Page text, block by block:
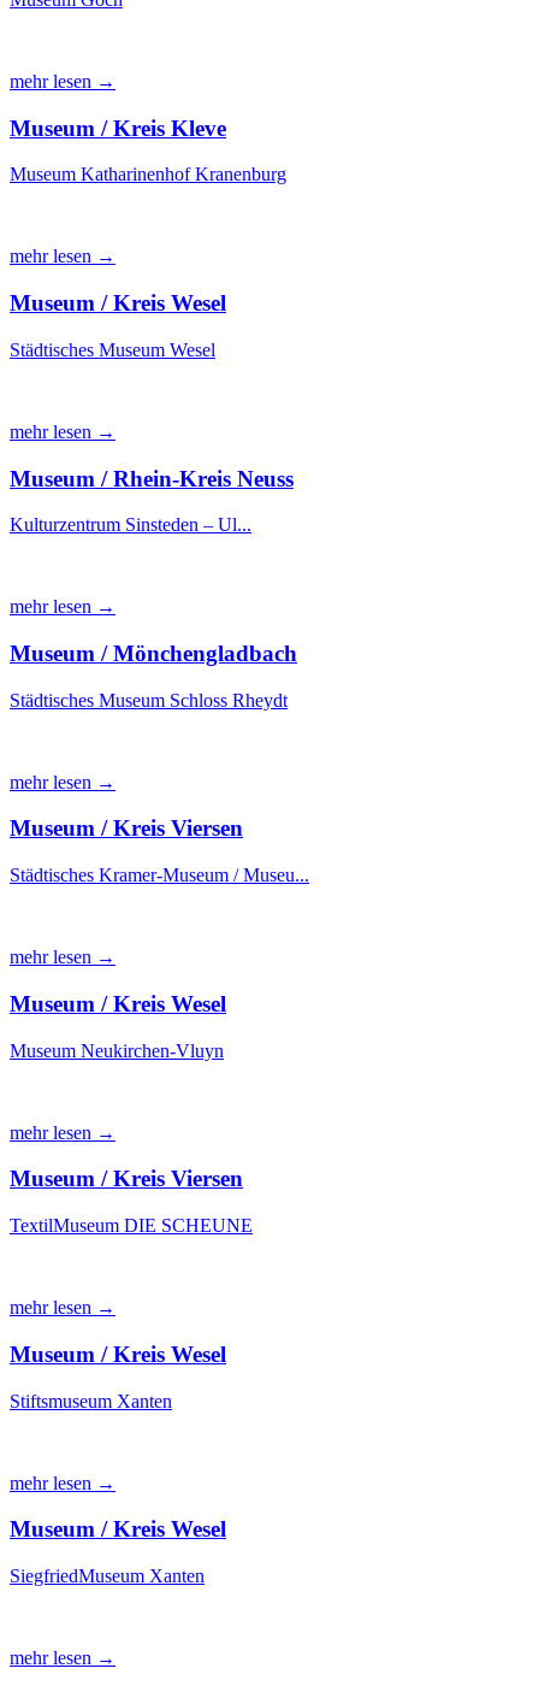
mehr lesen →
Museum / Kreis Kleve
Museum Katharinenhof Kranenburg
mehr lesen →
Museum / Kreis Wesel
Städtisches Museum Wesel
mehr lesen →
Museum / Rhein-Kreis Neuss
Kulturzentrum Sinsteden – Ul...
mehr lesen →
Museum / Mönchengladbach
Städtisches Museum Schloss Rheydt
mehr lesen →
Museum / Kreis Viersen
Städtisches Kramer-Museum / Museu...
mehr lesen →
Museum / Kreis Wesel
Museum Neukirchen-Vluyn
mehr lesen →
Museum / Kreis Viersen
TextilMuseum DIE SCHEUNE
mehr lesen →
Museum / Kreis Wesel
Stiftsmuseum Xanten
mehr lesen →
Museum / Kreis Wesel
SiegfriedMuseum Xanten
mehr lesen →